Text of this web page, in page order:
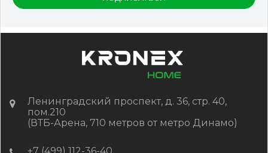
КУПИТЬ
Ленинградский проспект, д. 36, стр. 40,
пом.210
(ВТБ-Арена, 710 метров от метро Динамо)